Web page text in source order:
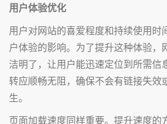
用户体验优化
用户对网站的喜爱程度和持续使用时
户体验的影响。为了提升这种体验，
洁明了，让用户能迅速定位到所需信
转应顺畅无阻，确保不会有链接失效
生。
页面加载速度同样重要。提升速度的